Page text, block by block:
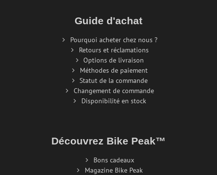
Guide d'achat
Pourquoi acheter chez nous ?
Retours et réclamations
Options de livraison
Méthodes de paiement
Statut de la commande
Changement de commande
Disponibilité en stock
Découvrez Bike Peak™
Bons cadeaux
Magazine Bike Peak